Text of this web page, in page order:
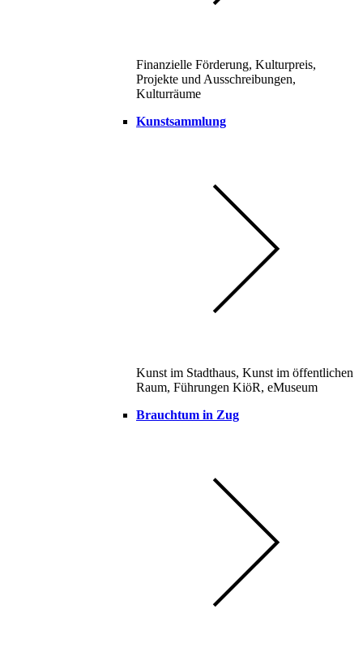
Finanzielle Förderung, Kulturpreis,
Projekte und Ausschreibungen,
Kulturräume
Kunstsammlung
Kunst im Stadthaus, Kunst im öffentlichen
Raum, Führungen KiöR, eMuseum
Brauchtum in Zug